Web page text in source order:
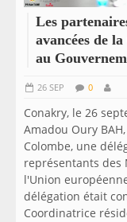
Les
avancées de
au
26 SEP 0
Conakry, le 26
Amadou Oury
Colombe, une
représentants des
l'Union
délégation était
Coordinatrice